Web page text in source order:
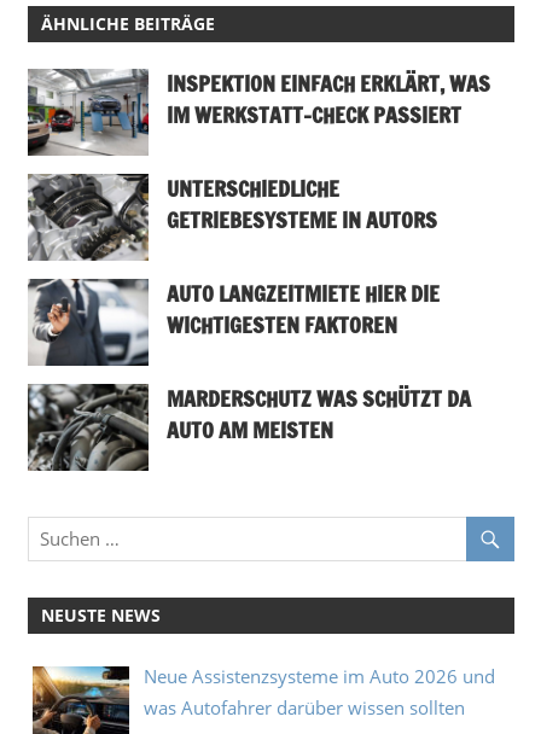
ÄHNLICHE BEITRÄGE
INSPEKTION EINFACH ERKLÄRT, WAS
IM WERKSTATT-CHECK PASSIERT
UNTERSCHIEDLICHE
GETRIEBESYSTEME IN AUTORS
AUTO LANGZEITMIETE HIER DIE
WICHTIGESTEN FAKTOREN
MARDERSCHUTZ WAS SCHÜTZT DA
AUTO AM MEISTEN
NEUSTE NEWS
Neue Assistenzsysteme im Auto 2026 und
was Autofahrer darüber wissen sollten